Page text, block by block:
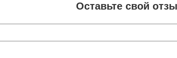
Оставьте свой